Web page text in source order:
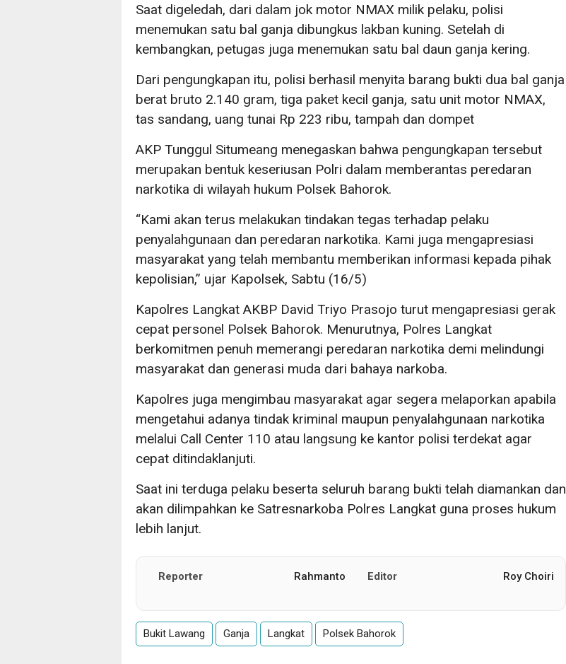
Saat digeledah, dari dalam jok motor NMAX milik pelaku, polisi
menemukan satu bal ganja dibungkus lakban kuning. Setelah di
kembangkan, petugas juga menemukan satu bal daun ganja kering.
Dari pengungkapan itu, polisi berhasil menyita barang bukti dua bal ganja
berat bruto 2.140 gram, tiga paket kecil ganja, satu unit motor NMAX,
tas sandang, uang tunai Rp 223 ribu, tampah dan dompet
AKP Tunggul Situmeang menegaskan bahwa pengungkapan tersebut
merupakan bentuk keseriusan Polri dalam memberantas peredaran
narkotika di wilayah hukum Polsek Bahorok.
“Kami akan terus melakukan tindakan tegas terhadap pelaku
penyalahgunaan dan peredaran narkotika. Kami juga mengapresiasi
masyarakat yang telah membantu memberikan informasi kepada pihak
kepolisian,” ujar Kapolsek, Sabtu (16/5)
Kapolres Langkat AKBP David Triyo Prasojo turut mengapresiasi gerak
cepat personel Polsek Bahorok. Menurutnya, Polres Langkat
berkomitmen penuh memerangi peredaran narkotika demi melindungi
masyarakat dan generasi muda dari bahaya narkoba.
Kapolres juga mengimbau masyarakat agar segera melaporkan apabila
mengetahui adanya tindak kriminal maupun penyalahgunaan narkotika
melalui Call Center 110 atau langsung ke kantor polisi terdekat agar
cepat ditindaklanjuti.
Saat ini terduga pelaku beserta seluruh barang bukti telah diamankan dan
akan dilimpahkan ke Satresnarkoba Polres Langkat guna proses hukum
lebih lanjut.
Reporter Rahmanto Editor Roy Choiri
Bukit Lawang Ganja Langkat Polsek Bahorok